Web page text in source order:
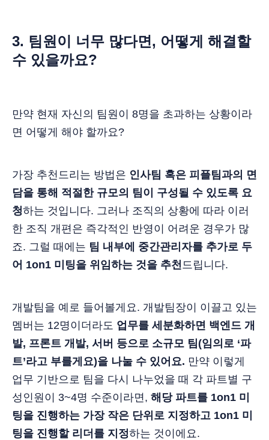
3. 팀원이 너무 많다면, 어떻게 해결할
수 있을까요?
만약 현재 자신의 팀원이 8명을 초과하는 상황이라
면 어떻게 해야 할까요?
가장 추천드리는 방법은 인사팀 혹은 피플팀과의 면
담을 통해 적절한 규모의 팀이 구성될 수 있도록 요
청하는 것입니다. 그러나 조직의 상황에 따라 이러
한 조직 개편은 즉각적인 반영이 어려운 경우가 많
죠. 그럴 때에는 팀 내부에 중간관리자를 추가로 두
어 1on1 미팅을 위임하는 것을 추천드립니다.
개발팀을 예로 들어볼게요. 개발팀장이 이끌고 있는
멤버는 12명이더라도 업무를 세분화하면 백엔드 개
발, 프론트 개발, 서버 등으로 소규모 팀(임의로 ‘파
트’라고 부를게요)을 나눌 수 있어요. 만약 이렇게
업무 기반으로 팀을 다시 나누었을 때 각 파트별 구
성인원이 3~4명 수준이라면, 해당 파트를 1on1 미
팅을 진행하는 가장 작은 단위로 지정하고 1on1 미
팅을 진행할 리더를 지정하는 것이에요.